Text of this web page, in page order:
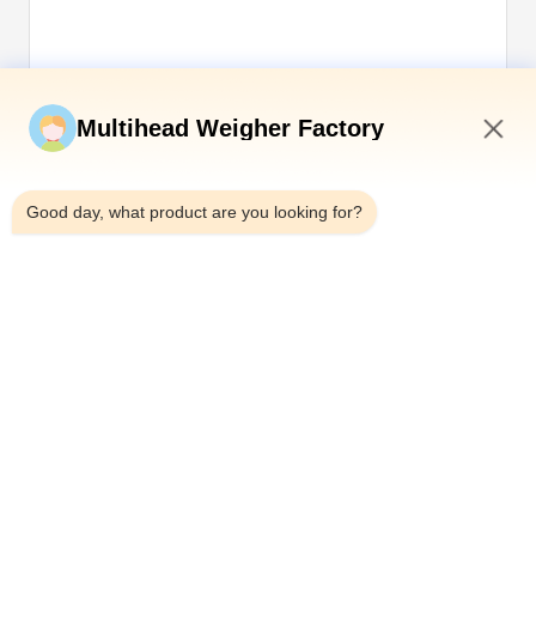
Multihead Weigher Factory
Good day, what product are you looking for?